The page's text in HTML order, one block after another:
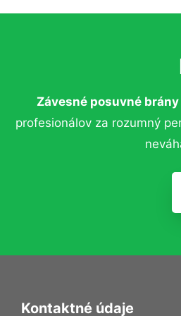
Závesné posuvné
profesionálov za rozumný
Kontaktné údaje